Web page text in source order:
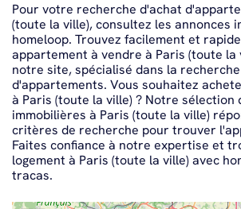
Pour votre recherche d'achat
(toute la ville), consultez les annonces
homeloop. Trouvez facilement et
appartement à vendre à Paris (toute la
notre site, spécialisé dans la
d'appartements. Vous souhaitez
à Paris (toute la ville) ? Notre sélection
immobilières à Paris (toute la ville)
critères de recherche pour trouver
Faites confiance à notre expertise et
logement à Paris (toute la ville) avec
tracas.